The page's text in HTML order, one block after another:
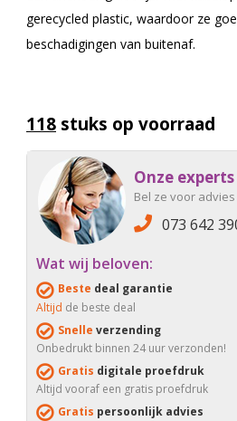
gerecycled plastic, waardoor ze
beschadigingen van buitenaf.
118 stuks op voorraad
Onze experts
Bel ze voor advies
073 642
Wat wij beloven:
Beste deal garantie
Altijd de beste deal
Snelle verzending
Onbedrukt binnen 24 uur verzonden!
Gratis digitale proefdruk
Altijd vooraf een gratis proefdruk
Gratis persoonlijk advies